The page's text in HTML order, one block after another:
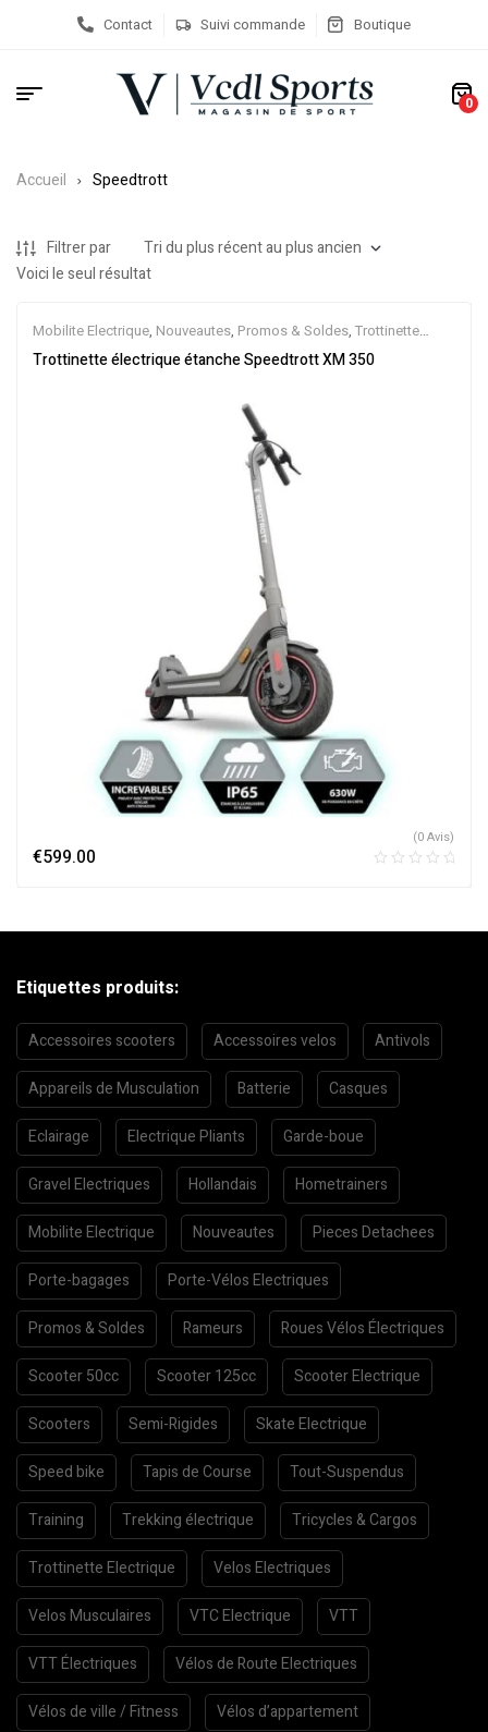
Contact Suivi commande Boutique
0
Accueil Speedtrott
Filtrer par
Voici le seul résultat
Mobilite Electrique, Nouveautes, Promos & Soldes, Trottinette
Electrique
Trottinette électrique étanche Speedtrott XM 350
€599.00
(0 Avis)
Etiquettes produits:
Accessoires scooters Accessoires velos Antivols
Appareils de Musculation Batterie Casques
Eclairage Electrique Pliants Garde-boue
Gravel Electriques Hollandais Hometrainers
Mobilite Electrique Nouveautes Pieces Detachees
Porte-bagages Porte-Vélos Electriques
Promos & Soldes Rameurs Roues Vélos Électriques
Scooter 50cc Scooter 125cc Scooter Electrique
Scooters Semi-Rigides Skate Electrique
Speed bike Tapis de Course Tout-Suspendus
Training Trekking électrique Tricycles & Cargos
Trottinette Electrique Velos Electriques
Velos Musculaires VTC Electrique VTT
VTT Électriques Vélos de Route Electriques
Vélos de ville / Fitness Vélos d’appartement